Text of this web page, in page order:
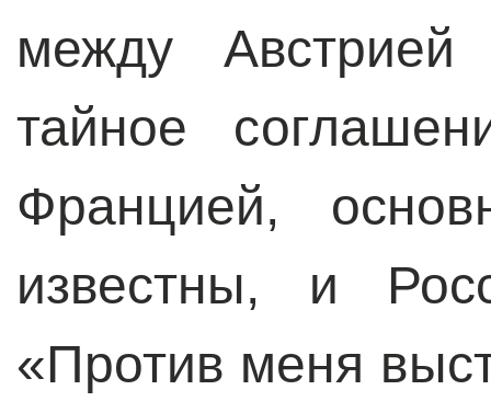
между
тайное
Францией,
известны, и
«Против меня